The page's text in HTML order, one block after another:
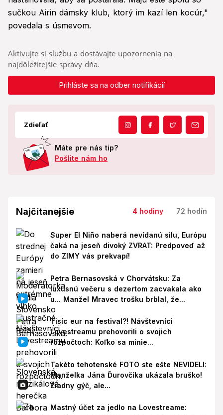
sučkou Airin dámsky klub, ktorý im kazí len kocúr,"
povedala s úsmevom.
Aktivujte si službu a dostávajte upozornenia na
najdôležitejšie správy dňa.
Prihláste sa na odber notifikácií
Zdieľať
Máte pre nás tip?
Pošlite nám ho
Najčítanejšie 4 hodiny 72 hodín
Super El Niño naberá nevídanú silu, Európu
čaká na jeseň divoký ZVRAT: Predpoveď až
do ZIMY vás prekvapí!
Petra Bernasovská v Chorvátsku: Za
luxusnú večeru s dezertom zacvakala ako
u... Manžel Mravec trošku brblal, že...
Tisíc eur na festival?! Návštevníci
Lovestreamu prehovorili o svojich
rozpočtoch: Koľko sa minie...
Takéto tehotenské FOTO ste ešte NEVIDELI:
Manželka Jána Ďurovčíka ukázala bruško!
Žiadny gýč, ale...
Mastný účet za jedlo na Lovestreame: